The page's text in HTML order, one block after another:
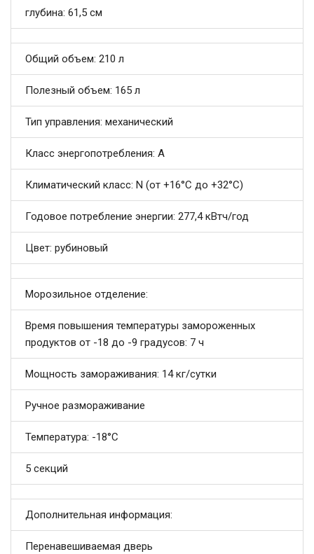
глубина: 61,5 см
Общий объем: 210 л
Полезный объем: 165 л
Тип управления: механический
Класс энергопотребления: A
Климатический класс: N (от +16°С до +32°С)
Годовое потребление энергии: 277,4 кВтч/год
Цвет: рубиновый
Морозильное отделение:
Время повышения температуры замороженных
продуктов от -18 до -9 градусов: 7 ч
Мощность замораживания: 14 кг/сутки
Ручное размораживание
Температура: -18°С
5 секций
Дополнительная информация:
Перенавешиваемая дверь